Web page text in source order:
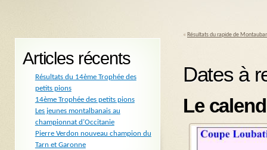
« Résultats du rapide de
Dates à
Le
Articles récents
Résultats du 14ème Trophée des
petits pions
14ème Trophée des petits pions
Les jeunes montalbanais au
championnat d’Occitanie
Pierre Verdon nouveau champion du
Tarn et Garonne